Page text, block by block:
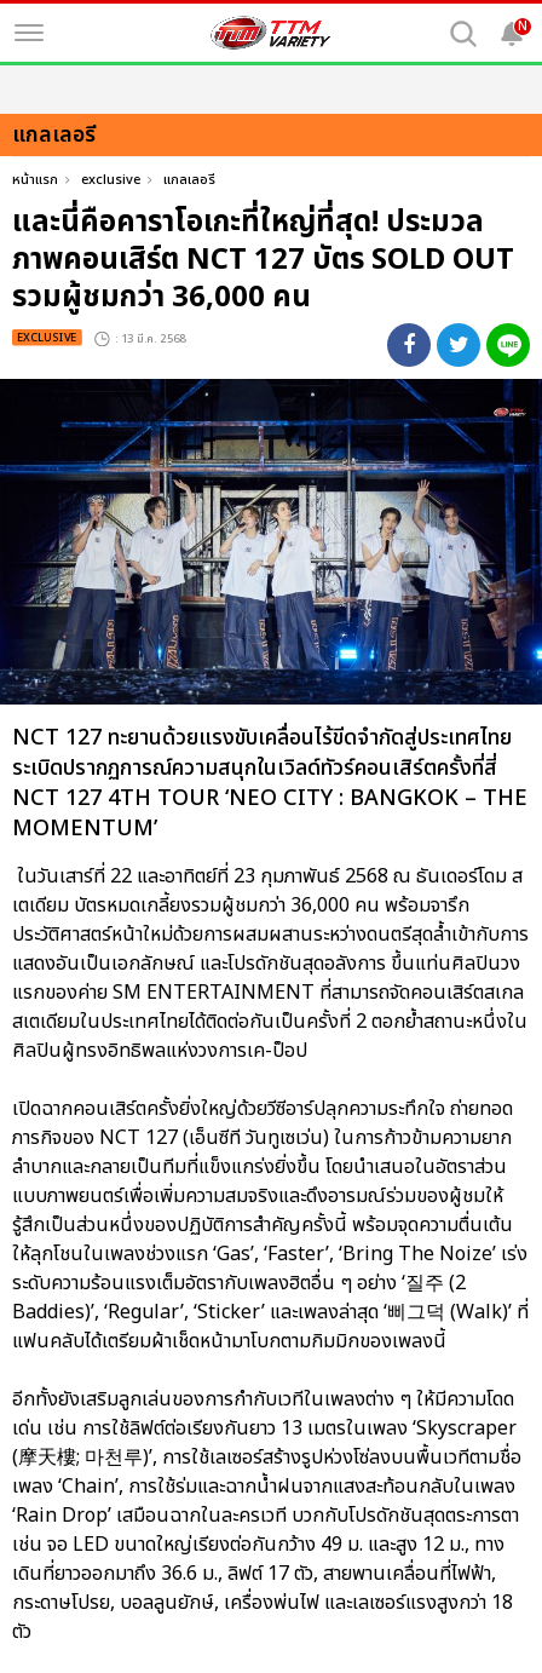
N
แกลเลอรี
หน้าแรก exclusive แกลเลอรี
และนี่คือคาราโอเกะที่ใหญ่ที่สุด! ประมวล
ภาพคอนเสิร์ต NCT 127 บัตร SOLD OUT
รวมผู้ชมกว่า 36,000 คน
EXCLUSIVE : 13 มี.ค. 2568
NCT 127 ทะยานด้วยแรงขับเคลื่อนไร้ขีดจำกัดสู่ประเทศไทย
ระเบิดปรากฏการณ์ความสนุกในเวิลด์ทัวร์คอนเสิร์ตครั้งที่สี่
NCT 127 4TH TOUR ‘NEO CITY : BANGKOK – THE
MOMENTUM’
ในวันเสาร์ที่ 22 และอาทิตย์ที่ 23 กุมภาพันธ์ 2568 ณ ธันเดอร์โดม ส
เตเดียม บัตรหมดเกลี้ยงรวมผู้ชมกว่า 36,000 คน พร้อมจารึก
ประวัติศาสตร์หน้าใหม่ด้วยการผสมผสานระหว่างดนตรีสุดล้ำเข้ากับการ
แสดงอันเป็นเอกลักษณ์ และโปรดักชันสุดอลังการ ขึ้นแท่นศิลปินวง
แรกของค่าย SM ENTERTAINMENT ที่สามารถจัดคอนเสิร์ตสเกล
สเตเดียมในประเทศไทยได้ติดต่อกันเป็นครั้งที่ 2 ตอกย้ำสถานะหนึ่งใน
ศิลปินผู้ทรงอิทธิพลแห่งวงการเค-ป็อป
เปิดฉากคอนเสิร์ตครั้งยิ่งใหญ่ด้วยวีซีอาร์ปลุกความระทึกใจ ถ่ายทอด
ภารกิจของ NCT 127 (เอ็นซีที วันทูเซเว่น) ในการก้าวข้ามความยาก
ลำบากและกลายเป็นทีมที่แข็งแกร่งยิ่งขึ้น โดยนำเสนอในอัตราส่วน
แบบภาพยนตร์เพื่อเพิ่มความสมจริงและดึงอารมณ์ร่วมของผู้ชมให้
รู้สึกเป็นส่วนหนึ่งของปฏิบัติการสำคัญครั้งนี้ พร้อมจุดความตื่นเต้น
ให้ลุกโชนในเพลงช่วงแรก ‘Gas’, ‘Faster’, ‘Bring The Noize’ เร่ง
ระดับความร้อนแรงเต็มอัตรากับเพลงฮิตอื่น ๆ อย่าง ‘질주 (2
Baddies)’, ‘Regular’, ‘Sticker’ และเพลงล่าสุด ‘삐그덕 (Walk)’ ที่
แฟนคลับได้เตรียมผ้าเช็ดหน้ามาโบกตามกิมมิกของเพลงนี้
อีกทั้งยังเสริมลูกเล่นของการกำกับเวทีในเพลงต่าง ๆ ให้มีความโดด
เด่น เช่น การใช้ลิฟต์ต่อเรียงกันยาว 13 เมตรในเพลง ‘Skyscraper
(摩天樓; 마천루)’, การใช้เลเซอร์สร้างรูปห่วงโซ่ลงบนพื้นเวทีตามชื่อ
เพลง ‘Chain’, การใช้ร่มและฉากน้ำฝนจากแสงสะท้อนกลับในเพลง
‘Rain Drop’ เสมือนฉากในละครเวที บวกกับโปรดักชันสุดตระการตา
เช่น จอ LED ขนาดใหญ่เรียงต่อกันกว้าง 49 ม. และสูง 12 ม., ทาง
เดินที่ยาวออกมาถึง 36.6 ม., ลิฟต์ 17 ตัว, สายพานเคลื่อนที่ไฟฟ้า,
กระดาษโปรย, บอลลูนยักษ์, เครื่องพ่นไฟ และเลเซอร์แรงสูงกว่า 18
ตัว